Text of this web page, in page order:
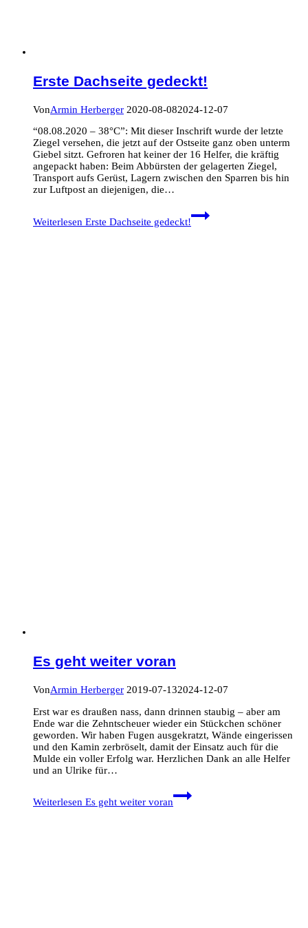
Erste Dachseite gedeckt!
VonArmin Herberger 2020-08-082024-12-07
“08.08.2020 – 38°C”: Mit dieser Inschrift wurde der letzte
Ziegel versehen, die jetzt auf der Ostseite ganz oben unterm
Giebel sitzt. Gefroren hat keiner der 16 Helfer, die kräftig
angepackt haben: Beim Abbürsten der gelagerten Ziegel,
Transport aufs Gerüst, Lagern zwischen den Sparren bis hin
zur Luftpost an diejenigen, die…
Weiterlesen Erste Dachseite gedeckt!
Es geht weiter voran
VonArmin Herberger 2019-07-132024-12-07
Erst war es draußen nass, dann drinnen staubig – aber am
Ende war die Zehntscheuer wieder ein Stückchen schöner
geworden. Wir haben Fugen ausgekratzt, Wände eingerissen
und den Kamin zerbröselt, damit der Einsatz auch für die
Mulde ein voller Erfolg war. Herzlichen Dank an alle Helfer
und an Ulrike für…
Weiterlesen Es geht weiter voran